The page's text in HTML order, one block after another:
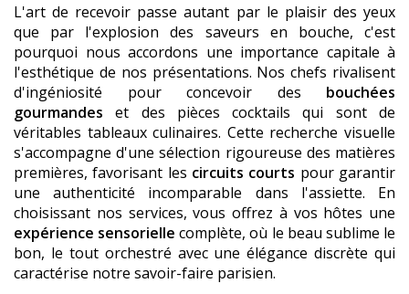
L'art de recevoir passe autant par le plaisir des yeux
que par l'explosion des saveurs en bouche, c'est
pourquoi nous accordons une importance capitale à
l'esthétique de nos présentations. Nos chefs rivalisent
d'ingéniosité pour concevoir des bouchées
gourmandes et des pièces cocktails qui sont de
véritables tableaux culinaires. Cette recherche visuelle
s'accompagne d'une sélection rigoureuse des matières
premières, favorisant les circuits courts pour garantir
une authenticité incomparable dans l'assiette. En
choisissant nos services, vous offrez à vos hôtes une
expérience sensorielle complète, où le beau sublime le
bon, le tout orchestré avec une élégance discrète qui
caractérise notre savoir-faire parisien.